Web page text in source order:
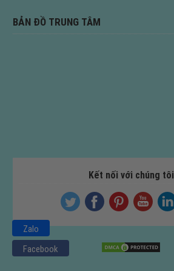
BẢN ĐỒ TRUNG TÂM
Kết nối với chúng tôi
Zalo
Facebook